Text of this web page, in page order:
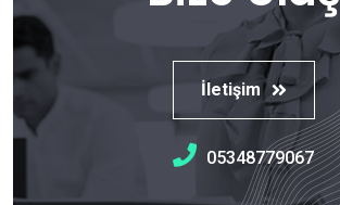
İletişim
05348779067